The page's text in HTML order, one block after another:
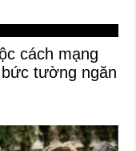
cách mạng
tường ngăn